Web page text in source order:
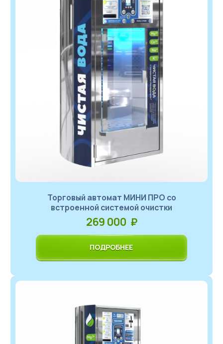
Торговый автомат МИНИ ПРО со
встроенной системой очистки
269 000 ₽
ПОДРОБНЕЕ